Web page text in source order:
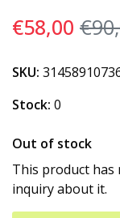
€58,00
SKU:
Stock: 0
Out of stock
This product has
inquiry about it.